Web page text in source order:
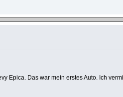
Epica. Das war mein erstes Auto. Ich